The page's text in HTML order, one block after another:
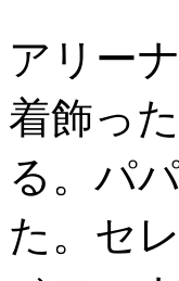
アリー
着飾っ
る。パ
た。セ